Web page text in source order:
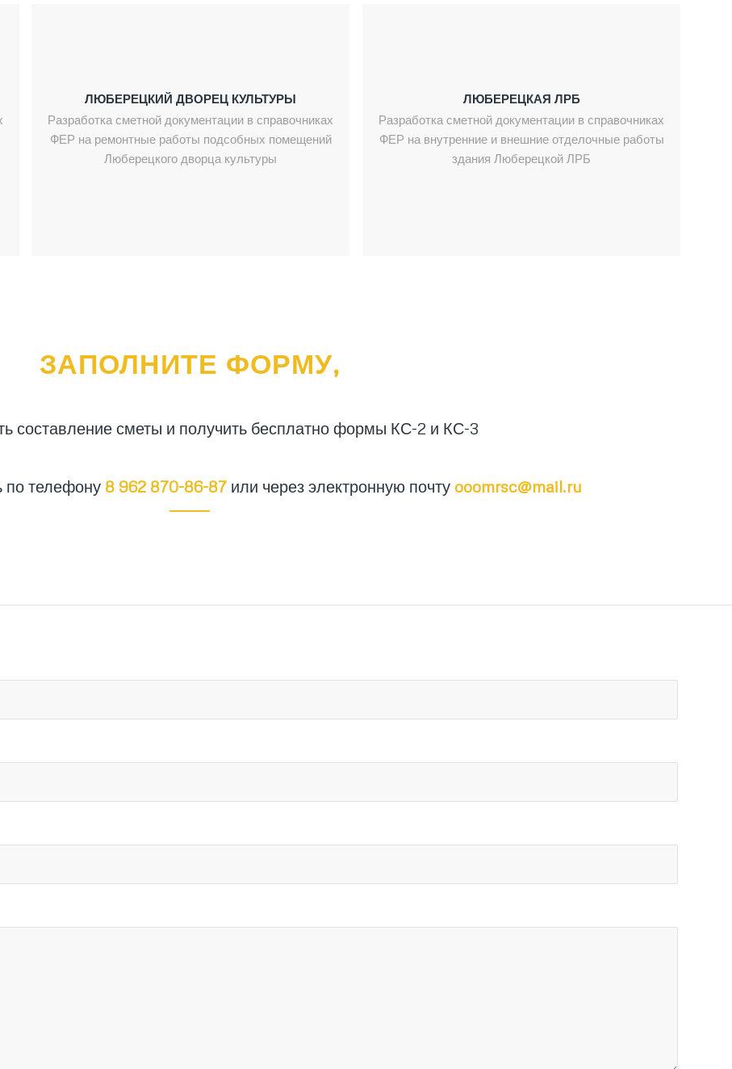
ЛЮБЕРЕЦКИЙ ДВОРЕЦ КУЛЬТУРЫ
Разработка сметной документации в справочниках
ФЕР на ремонтные работы подсобных помещений
Люберецкого дворца культуры
ЛЮБЕРЕЦКАЯ ЛРБ
Разработка сметной документации в справочниках
ФЕР на внутренние и внешние отделочные работы
здания Люберецкой ЛРБ
ЗАПОЛНИТЕ ФОРМУ,
составление сметы и получить бесплатно формы КС-2 и КС-3
по телефону 8 962 870-86-87или через электронную почту ooomrsc@mail.ru